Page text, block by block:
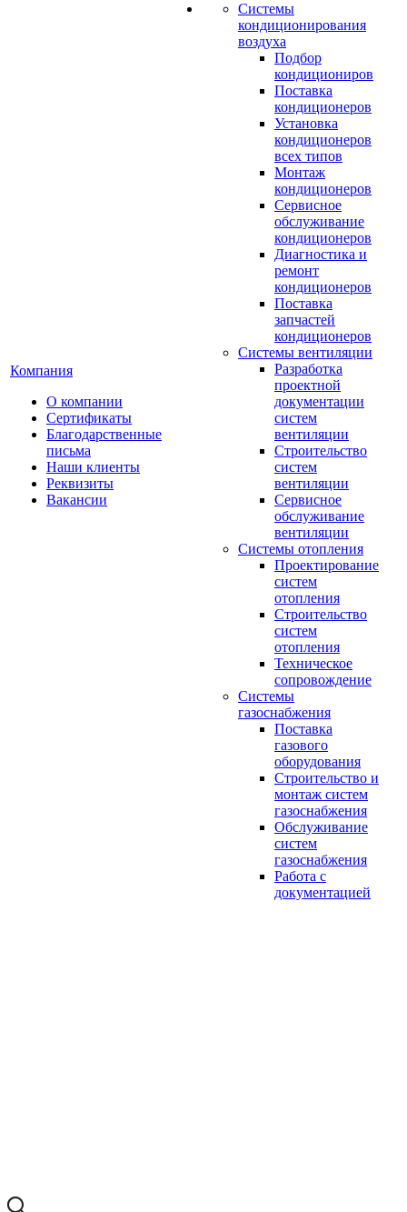
Компания
О компании
Сертификаты
Благодарственные
письма
Наши клиенты
Реквизиты
Вакансии
Системы
кондиционирования
воздуха
Подбор
кондициониров
Поставка
кондиционеров
Установка
кондиционеров
всех типов
Монтаж
кондиционеров
Сервисное
обслуживание
кондиционеров
Диагностика и
ремонт
кондиционеров
Поставка
запчастей
кондиционеров
Системы вентиляции
Разработка
проектной
документации
систем
вентиляции
Строительство
систем
вентиляции
Сервисное
обслуживание
вентиляции
Системы отопления
Проектирование
систем
отопления
Строительство
систем
отопления
Техническое
сопровождение
Системы
газоснабжения
Поставка
газового
оборудования
Строительство и
монтаж систем
газоснабжения
Обслуживание
систем
газоснабжения
Работа с
документацией